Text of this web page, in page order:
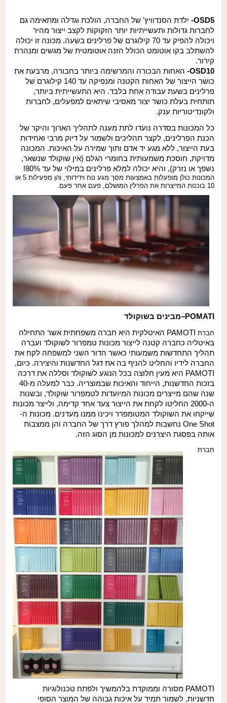
OSD5
- ילדת הסנדוויץ' של החברה, הולכת וגדלה ומתאימה גם
לחברות גדולות ותעשייתיות יותר הזקוקות לקצב ייצור מהיר
ויכולה להפיק עד 70 קילוגרם של פרלינים בשעה. מכונה זו יכולה
להשתלב בקו אוטומט הכולל הזנה אוטומטית של מגשים ומנהרת
קירור.
OSD10
- האחות הבכורה והמרשימה ביותר בחבורה, מרבעת את
כושר הייצור של האחות הקטנה ומנפיקה עד 140 קילוגרם של
פרלינים בשעת עבודה אחת בלבד. היא התעשייתית ביותר,
תותחית בעלת כושר יצור מאסיבי שיתאים למפעלים, לחברות
ולקונדיטוריות ענק.
כל המכונות בסדרה נועדו לתת מענה לתהליך הארוך והיקר של
הכנת הפרלינים, לקצר תהליכים ולשמור על דיוק מרבי ואחידות
בעת הייצור, ללא מגע יד אדם ותוך שמירה על האיכות. המכונה
מדויקת, חוסכת משמעותית בחומרי הגלם (אין שוקולד שנשאר,
נשפך או נזרק), והיא יכולה למלא פרלינים במילוי של עד 80%!
המכונות כולן מופעלות באמצעות מסך מגע נוח וידידותי, והן מפעילות 5 או
10 בוכנות המייצרות את הפרלין המושלם, פעם אחר פעם.
POMATI
–מבינים בשוקולד
חברת PAMOTI האיטלקית היא חברה משפחתית אשר התחילה
באיטליה כחברה קטנה לייצור מכונות טמפרור לשוקולד ועברה
תהליך התחדשות משמעותי כאשר הדור השני למשפחה לקח את
החברה לידיו והחליט להניף בה את דגל החדשנות והיצירה. כיום,
PAMOTI היא מעין חלוצה בכל הנוגע לשוקולד וסללה את דרכה
בזכות החדשנות, הייחוד והאיכות שבמוצריה. כבר למעלה מ-40
שנה שהם מייצרים מכונות המיועדות לטמפרור שוקולד, ובשנות
ה-2000 החליטו לקחת את הייצור צעד אחד קדימה, ולייצר מכונות
שייקחו את השוקולד המטומפרר ויכינו ממנו מעדנים. מכונות ה-
One Shot נחשבות למהלך פורץ דרך של החברה והן ממצבות
אותה בפסגת היצרנים למכונות מן הסוג הזה.
חברת
PAMOTI מסורה וממוקדת בלהמשיך ולפתח טכנולוגיות
חדשניות, לשמור תמיד על איכות גבוהה של המוצר הסופי